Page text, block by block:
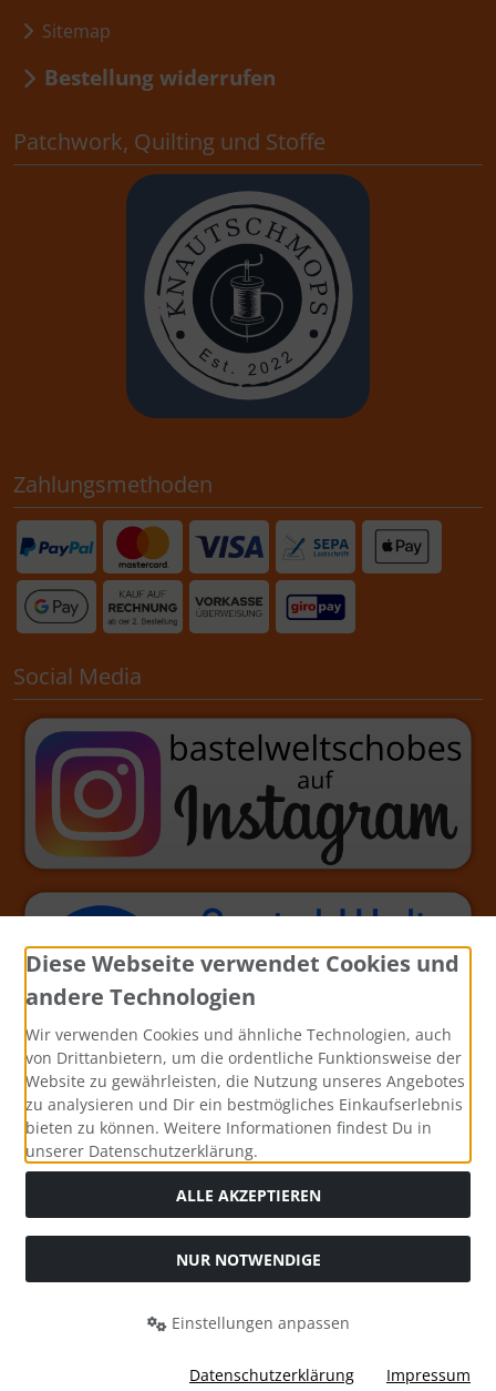
Sitemap
Bestellung widerrufen
Patchwork, Quilting und Stoffe
Zahlungsmethoden
Social Media
Alle Preise inkl. gesetzl. MwSt. zzgl.Versandkosten. Die
bei Bastel-Welt Schobes.
Diese Webseite verwendet Cookies und
andere Technologien
Wir verwenden Cookies und ähnliche Technologien, auch
von Drittanbietern, um die ordentliche Funktionsweise der
Website zu gewährleisten, die Nutzung unseres Angebotes
zu analysieren und Dir ein bestmögliches Einkaufserlebnis
bieten zu können. Weitere Informationen findest Du in
unserer Datenschutzerklärung.
ALLE AKZEPTIEREN
NUR NOTWENDIGE
Einstellungen anpassen
Datenschutzerklärung Impressum